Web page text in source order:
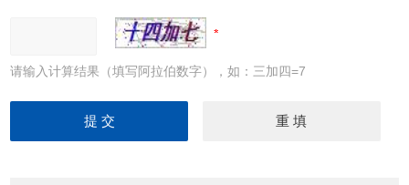
请输入计算结果（填写阿拉伯数字），如：三加四=7